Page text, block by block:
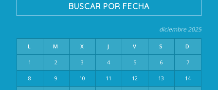
BUSCAR POR FECHA
diciembre 2025
L M X J V S D
1 2 3 4 5 6 7
8 9 10 11 12 13 14